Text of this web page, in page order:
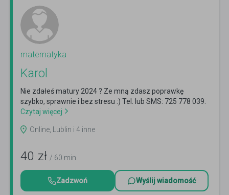
matematyka
Karol
Nie zdałeś matury 2024 ? Ze mną zdasz poprawkę
szybko, sprawnie i bez stresu :) Tel. lub SMS: 725 778 039.
Czytaj więcej
Online, Lublin i 4 inne
40 zł / 60 min
Zadzwoń Wyślij wiadomość